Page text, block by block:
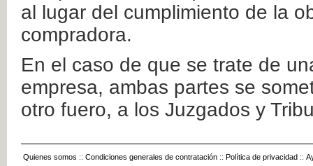
al lugar del cumplimiento de la
compradora.
En el caso de que se trate de
empresa, ambas partes se
otro fuero, a los Juzgados y
Quienes somos :: Condiciones generales de contratación :: Política de privacidad ::